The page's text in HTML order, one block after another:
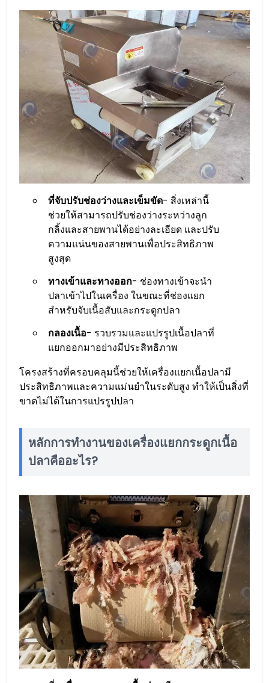
ที่จับปรับช่องว่างและเข็มขัด- สิ่งเหล่านี้
ช่วยให้สามารถปรับช่องว่างระหว่างลูก
กลิ้งและสายพานได้อย่างละเอียด และปรับ
ความแน่นของสายพานเพื่อประสิทธิภาพ
สูงสุด
ทางเข้าและทางออก- ช่องทางเข้าจะนำ
ปลาเข้าไปในเครื่อง ในขณะที่ช่องแยก
สำหรับจับเนื้อสับและกระดูกปลา
กลองเนื้อ- รวบรวมและแปรรูปเนื้อปลาที่
แยกออกมาอย่างมีประสิทธิภาพ
โครงสร้างที่ครอบคลุมนี้ช่วยให้เครื่องแยกเนื้อปลามี
ประสิทธิภาพและความแม่นยำในระดับสูง ทำให้เป็นสิ่งที่
ขาดไม่ได้ในการแปรรูปปลา
หลักการทำงานของเครื่องแยกกระดูกเนื้อ
ปลาคืออะไร?